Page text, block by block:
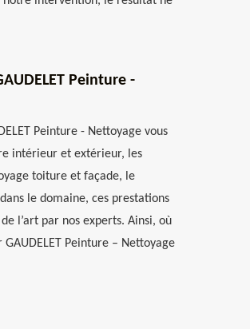
Peinture -
Peinture - Nettoyage vous
intérieur et extérieur, les
toiture et façade, le
le domaine, ces prestations
l’art par nos experts. Ainsi, où
Peinture – Nettoyage